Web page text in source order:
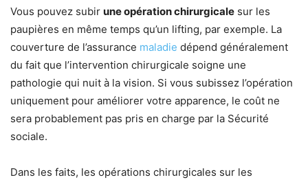
Vous pouvez subir une opération chirurgicale sur les
paupières en même temps qu’un lifting, par exemple. La
couverture de l’assurance maladie dépend généralement
du fait que l’intervention chirurgicale soigne une
pathologie qui nuit à la vision. Si vous subissez l’opération
uniquement pour améliorer votre apparence, le coût ne
sera probablement pas pris en charge par la Sécurité
sociale.
Dans les faits, les opérations chirurgicales sur les